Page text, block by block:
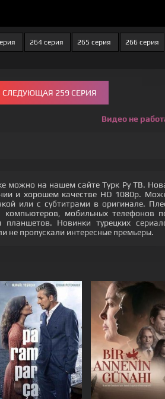
264 серия 265 серия 266 серия
СЛЕДУЮЩАЯ 259 СЕРИЯ
Видео не
можно на нашем сайте Турк Ру ТВ.
и хорошем качестве HD 1080p.
или с субтитрами в оригинале.
мобильных телефонов
Новинки турецких
не пропускали интересные премьеры.